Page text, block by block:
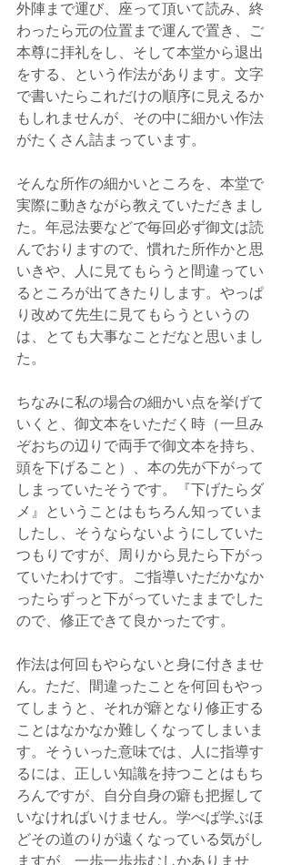
外陣まで運び、座って頂いて読み、終
わったら元の位置まで運んで置き、ご
本尊に拝礼をし、そして本堂から退出
をする、という作法があります。文字
で書いたらこれだけの順序に見えるか
もしれませんが、その中に細かい作法
がたくさん詰まっています。
そんな所作の細かいところを、本堂で
実際に動きながら教えていただきまし
た。年忌法要などで毎回必ず御文は読
んでおりますので、慣れた所作かと思
いきや、人に見てもらうと間違ってい
るところが出てきたりします。やっぱ
り改めて先生に見てもらうというの
は、とても大事なことだなと思いまし
た。
ちなみに私の場合の細かい点を挙げて
いくと、御文本をいただく時（一旦み
ぞおちの辺りで両手で御文本を持ち、
頭を下げること）、本の先が下がって
しまっていたそうです。『下げたらダ
メ』ということはもちろん知っていま
したし、そうならないようにしていた
つもりですが、周りから見たら下がっ
ていたわけです。ご指導いただかなか
ったらずっと下がっていたままでした
ので、修正できて良かったです。
作法は何回もやらないと身に付きませ
ん。ただ、間違ったことを何回もやっ
てしまうと、それが癖となり修正する
ことはなかなか難しくなってしまいま
す。そういった意味では、人に指導す
るには、正しい知識を持つことはもち
ろんですが、自分自身の癖も把握して
いなければいけません。学べば学ぶほ
どその道のりが遠くなっている気がし
ますが、一歩一歩歩むしかありませ